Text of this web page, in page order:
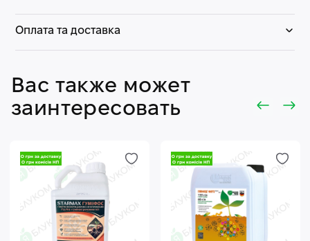
Оплата та доставка
Вас также может
заинтересовать